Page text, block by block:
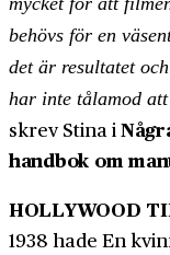
behövs för en
det är resultatet
har inte tålamod
skrev Stina i
handbok om
HOLLYWOOD
1938 hade En